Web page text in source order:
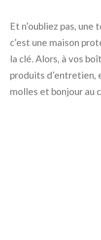
Et n’oubliez pas,
c’est une maison
la clé. Alors, à vos
produits d’entretien,
molles et bonjour au